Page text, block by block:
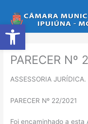
Abrir a barra de
para
o
conteúdo
PARECER Nº
ASSESSORIA JURÍDICA.
PARECER Nº 22/2021
Foi encaminhado a esta